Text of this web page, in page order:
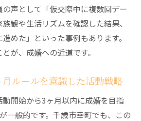
声として「仮交際中に複数回デー
観や生活リズムを確認した結果、
めた」といった事例もあります。
が、成婚への近道です。
ルールを意識した活動戦略
開始から3ヶ月以内に成婚を目指
一般的です。千歳市幸町でも、この